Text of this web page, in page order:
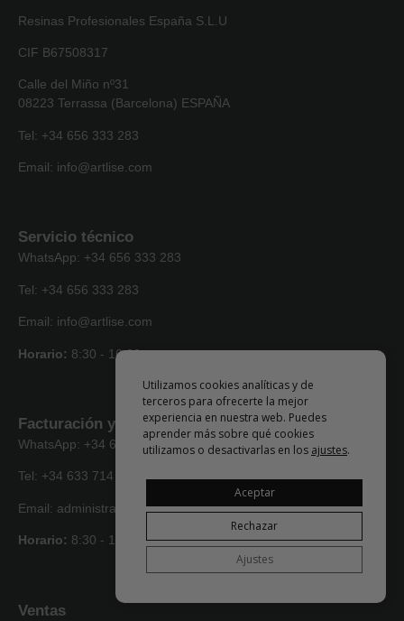
Resinas Profesionales España S.L.U
CIF B67508317
Calle del Miño nº31
08223 Terrassa (Barcelona) ESPAÑA
Tel: +34 656 333 283
Email: info@artlise.com
Servicio técnico
WhatsApp: +34 656 333 283
Tel: +34 656 333 283
Email: info@artlise.com
Horario: 8:30 - 16:30
Facturación y envíos
WhatsApp: +34 633 714 066
Tel: +34 633 714 066
Email: administracion@artlise.com
Horario: 8:30 - 16:30
Ventas
Utilizamos cookies analíticas y de
terceros para ofrecerte la mejor
experiencia en nuestra web. Puedes
aprender más sobre qué cookies
utilizamos o desactivarlas en los ajustes.
Aceptar
Rechazar
Ajustes